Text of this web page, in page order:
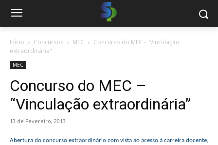
Início Concursos MEC
Concurso do MEC - "Vinculação
extraordinária"
MEC
Concurso do MEC –
“Vinculação extraordinária”
13 de Fevereiro, 2013
Abertura do concurso extraordinário com vista ao acesso à carreira docente,